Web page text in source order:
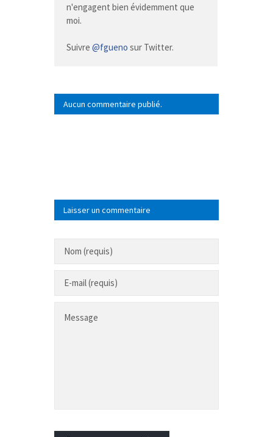
n'engagent bien évidemment que
moi.
Suivre @fgueno sur Twitter.
Aucun commentaire publié.
Laisser un commentaire